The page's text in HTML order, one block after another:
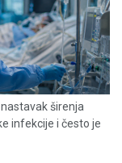
širenja
infekcije i često je